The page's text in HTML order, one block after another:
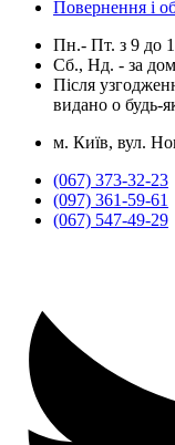
Повернення і
Пн.- Пт. з 9 до
Сб., Нд. - за
Після
видано о будь-
м. Київ, вул.
(067) 373-32-23
(097) 361-59-61
(067) 547-49-29